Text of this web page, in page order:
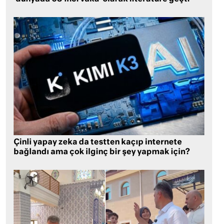
Çinli yapay zeka da testten kaçıp internete
bağlandı ama çok ilginç bir şey yapmak için?